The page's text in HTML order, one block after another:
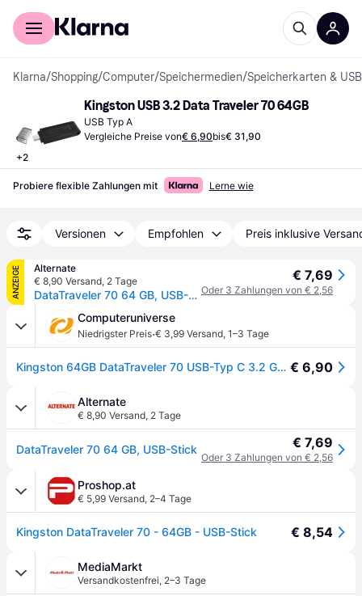
Für Shopper
Klarna/Shopping/Computer/Speichermedien/Speicherkarten &
+2
Kingston USB 3.2 Data Traveler 70 64GB
USB Typ A
Vergleiche Preise von€ 6,90bis€ 31,90
Probiere flexible Zahlungen mit Lerne wie
Versionen Empfohlen Preis inklusive
ANZEIGE
Alternate
€ 8,90 Versand, 2 Tage
DataTraveler 70 64 GB, USB-Stick
€ 7,69
Oder 3 Zahlungen von € 2,56
Computeruniverse
Niedrigster Preis·€ 3,99 Versand, 1–3 Tage
Kingston 64GB DataTraveler 70 USB-Typ C 3.2 Gen1 USB-Stick € 6,90
Alternate
€ 8,90 Versand, 2 Tage
DataTraveler 70 64 GB, USB-Stick € 7,69
Oder 3 Zahlungen von € 2,56
Proshop.at
€ 5,99 Versand, 2–4 Tage
Kingston DataTraveler 70 - 64GB - USB-Stick € 8,54
MediaMarkt
Versandkostenfrei, 2–3 Tage